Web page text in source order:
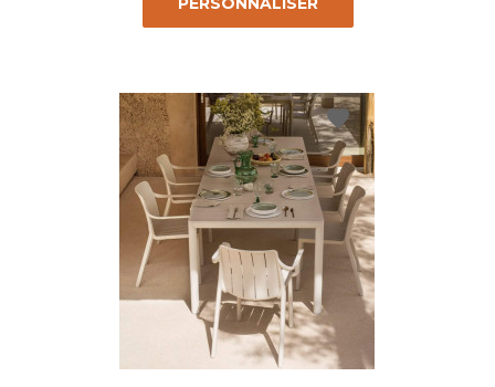
favorite